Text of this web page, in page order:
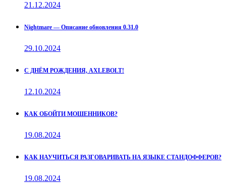
21.12.2024
Nightmare — Описание обновления 0.31.0
29.10.2024
С ДНЁМ РОЖДЕНИЯ, AXLEBOLT!
12.10.2024
КАК ОБОЙТИ МОШЕННИКОВ?
19.08.2024
КАК НАУЧИТЬСЯ РАЗГОВАРИВАТЬ НА ЯЗЫКЕ СТАНДОФФЕРОВ?
19.08.2024